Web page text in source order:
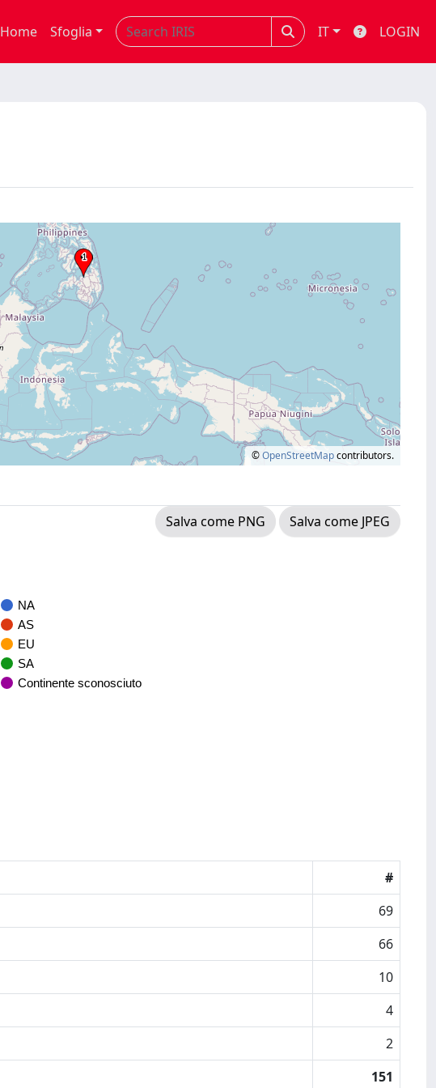
Home Sfoglia IT LOGIN
©OpenStreetMapcontributors.
Salva come PNG
Salva come JPEG
NA
AS
EU
SA
Continente sconosciuto
#
69
66
10
4
2
151